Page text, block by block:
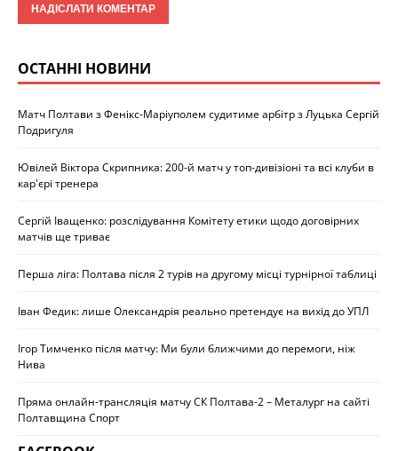
ОСТАННІ НОВИНИ
Матч Полтави з Фенікс-Маріуполем судитиме арбітр з Луцька Сергій
Подригуля
Ювілей Віктора Скрипника: 200-й матч у топ-дивізіоні та всі клуби в
кар'єрі тренера
Сергій Іващенко: розслідування Комітету етики щодо договірних
матчів ще триває
Перша ліга: Полтава після 2 турів на другому місці турнірної таблиці
Іван Федик: лише Олександрія реально претендує на вихід до УПЛ
Ігор Тимченко після матчу: Ми були ближчими до перемоги, ніж
Нива
Пряма онлайн-трансляція матчу СК Полтава-2 – Металург на сайті
Полтавщина Спорт